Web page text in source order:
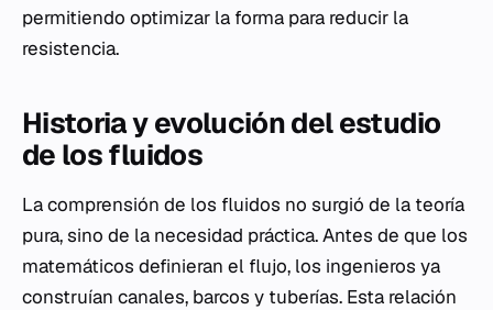
permitiendo optimizar la forma para reducir la
resistencia.
Historia y evolución del estudio
de los fluidos
La comprensión de los fluidos no surgió de la teoría
pura, sino de la necesidad práctica. Antes de que los
matemáticos definieran el flujo, los ingenieros ya
construían canales, barcos y tuberías. Esta relación